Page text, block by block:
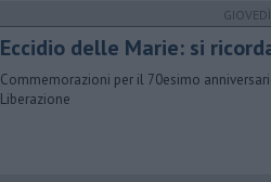
GIOVEDÌ
Eccidio delle Marie: si
Commemorazioni per il 70esimo
Liberazione